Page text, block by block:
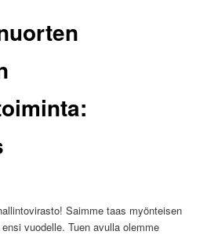
Saimme taas myönteisen
vuodelle. Tuen avulla olemme